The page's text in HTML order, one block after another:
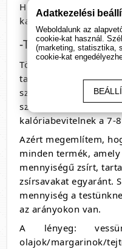
HDL koleszterint. Az
kalória bevitelnek
-Többszörösen
Többségében a
tartalmazzák. Ezek
szintet, de sajnos
szintjét is. Az ajánlott
kalóriabevitelnek a 7-
Azért megemlítem,
minden termék,
mennyiségű zsírt,
zsírsavakat egyaránt.
mennyiség a
az arányokon van.
A lényeg:
olajok/margarinok/
Adatkezelési
Weboldalunk az
cookie-kat használ.
(marketing, statisztika,
cookie-kat